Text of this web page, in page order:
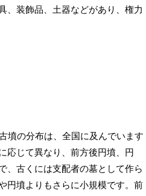
、装飾品、土器などがあり、権力
墳の分布は、全国に及んでいます
応じて異なり、前方後円墳、円
、古くには支配者の墓として作ら
円墳よりもさらに小規模です。前